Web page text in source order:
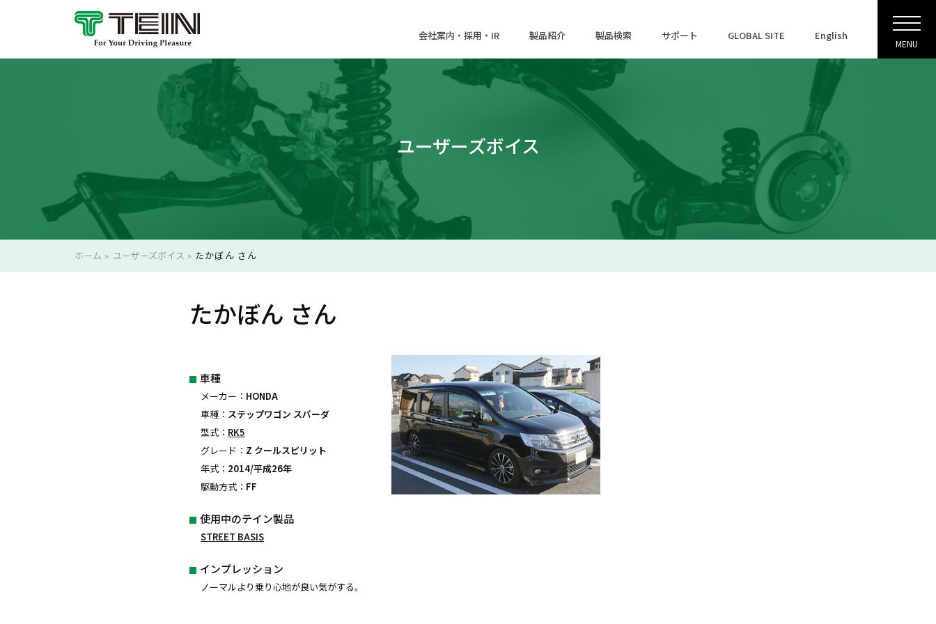
会社案内・採用・IR 製品紹介 製品検索 サポート GLOBAL SITE English
MENU
ユーザーズボイス
ホーム » ユーザーズボイス » たかぼん さん
たかぼん さん
車種
メーカー： HONDA
車種： ステップワゴン スパーダ
型式： RK5
グレード： Z クールスピリット
年式： 2014/平成26年
駆動方式： FF
使用中のテイン製品
STREET BASIS
インプレッション
ノーマルより乗り心地が良い気がする。